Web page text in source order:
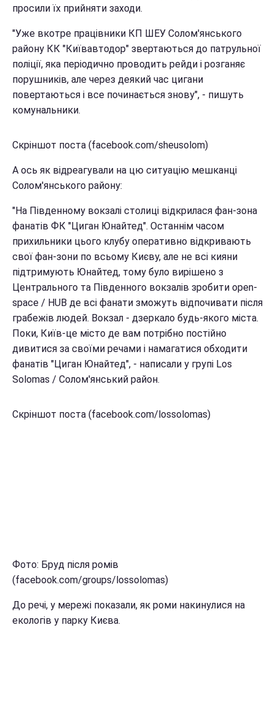
просили їх прийняти заходи.
"Уже вкотре працівники КП ШЕУ Солом'янського
району КК "Київавтодор" звертаються до патрульної
поліції, яка періодично проводить рейди і розганяє
порушників, але через деякий час цигани
повертаються і все починається знову", - пишуть
комунальники.
Скріншот поста (facebook.com/sheusolom)
А ось як відреагували на цю ситуацію мешканці
Солом'янського району:
"На Південному вокзалі столиці відкрилася фан-зона
фанатів ФК "Циган Юнайтед". Останнім часом
прихильники цього клубу оперативно відкривають
свої фан-зони по всьому Києву, але не всі кияни
підтримують Юнайтед, тому було вирішено з
Центрального та Південного вокзалів зробити open-
space / HUB де всі фанати зможуть відпочивати після
грабежів людей. Вокзал - дзеркало будь-якого міста.
Поки, Київ-це місто де вам потрібно постійно
дивитися за своїми речами і намагатися обходити
фанатів "Циган Юнайтед", - написали у групі Los
Solomas / Солом'янський район.
Скріншот поста (facebook.com/lossolomas)
Фото: Бруд після ромів
(facebook.com/groups/lossolomas)
До речі, у мережі показали, як роми накинулися на
екологів у парку Києва.